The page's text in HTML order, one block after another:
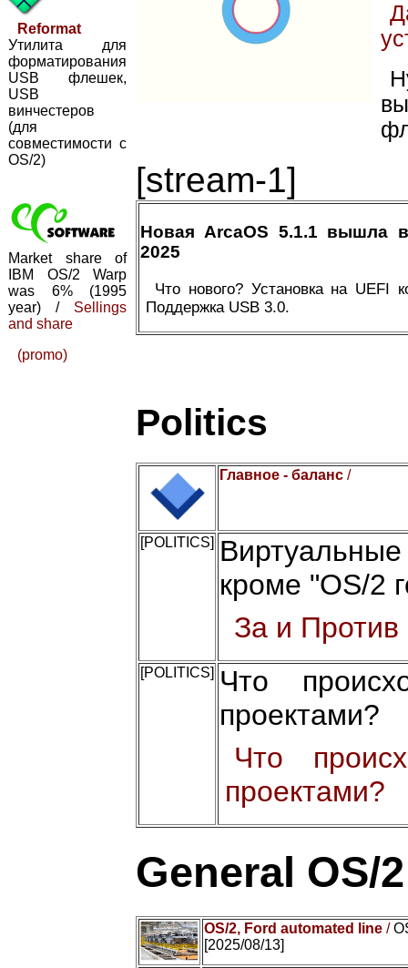
Reformat
Утилита для
форматирования
USB флешек,
USB
винчестеров
(для
совместимости с
OS/2)
Market share of
IBM OS/2 Warp
was 6% (1995
year) / Sellings
and share
(promo)
[stream-1]
Новая ArcaOS 5.1.1 вышла
2025
Что нового? Установка на UEFI
Поддержка USB 3.0.
Politics
Главное - баланс /
[POLITICS]
кроме "OS/2
За и Против
[POLITICS] Что
проектами?
Что
проектами?
General OS/
OS/2, Ford automated line /
[2025/08/13]